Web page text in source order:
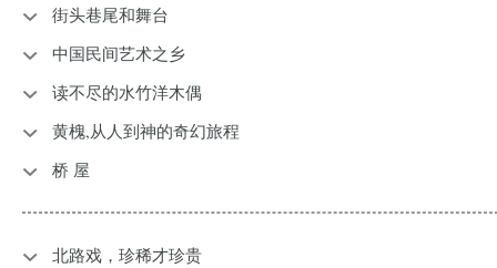
街头巷尾和舞台
中国民间艺术之乡
读不尽的水竹洋木偶
黄槐,从人到神的奇幻旅程
桥 屋
北路戏，珍稀才珍贵